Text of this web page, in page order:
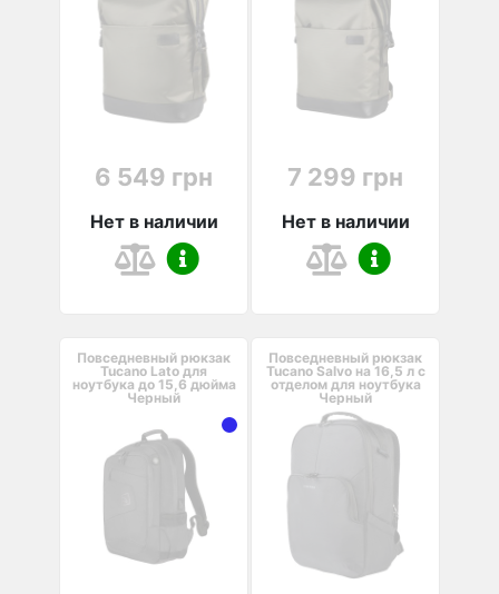
6 549 грн
Нет в наличии
7 299 грн
Нет в наличии
Повседневный рюкзак
Tucano Lato для
ноутбука до 15,6 дюйма
Черный
Повседневный рюкзак
Tucano Salvo на 16,5 л с
отделом для ноутбука
Черный